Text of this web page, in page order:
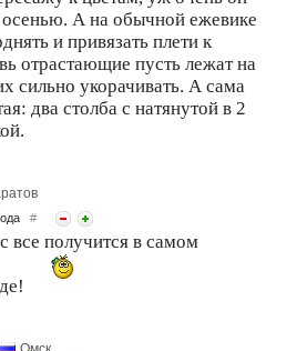
А на обычной ежевике
и привязать плети к
отрастающие пусть лежат на
сильно укорачивать. А сама
два столба с натянутой в 2
#
все получится в самом